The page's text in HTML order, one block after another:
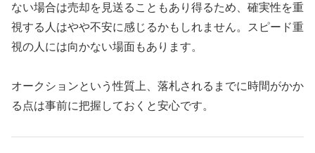
ない場合は売却を見送ることもあり得るため、確実性を重
視する人はやや不安に感じるかもしれません。スピード重
視の人には向かない場面もあります。
オークションという性質上、落札されるまでに時間がかか
る点は事前に把握しておくと安心です。